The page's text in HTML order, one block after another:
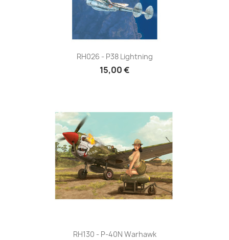
RH026 - P38 Lightning
15,00 €
RH130 - P-40N Warhawk